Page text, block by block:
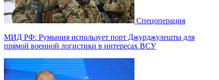
Спецоперация
МИД РФ: Румыния использует порт Джурджулешты для
прямой военной логистики в интересах ВСУ